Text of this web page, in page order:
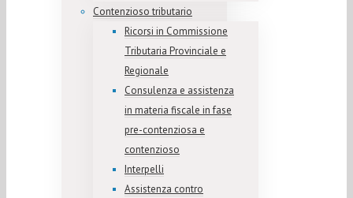
Contenzioso tributario
Ricorsi in Commissione
Tributaria Provinciale e
Regionale
Consulenza e assistenza
in materia fiscale in fase
pre-contenziosa e
contenzioso
Interpelli
Assistenza contro